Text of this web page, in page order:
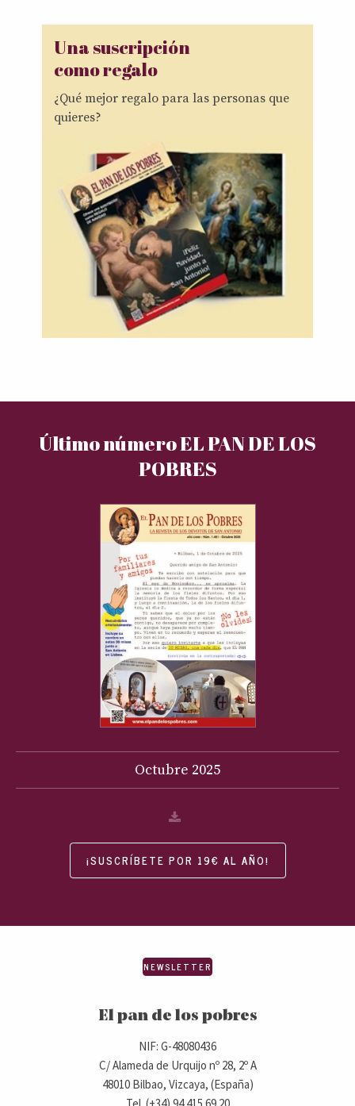
Una suscripción
como regalo
¿Qué mejor regalo para las personas que
quieres?
Último número EL PAN DE LOS
POBRES
Octubre 2025
¡SUSCRÍBETE POR 19€ AL AÑO!
El pan de los pobres
NIF: G-48080436
C/ Alameda de Urquijo nº 28, 2º A
48010 Bilbao, Vizcaya, (España)
Tel. (+34) 94 415 69 20
NEWSLETTER